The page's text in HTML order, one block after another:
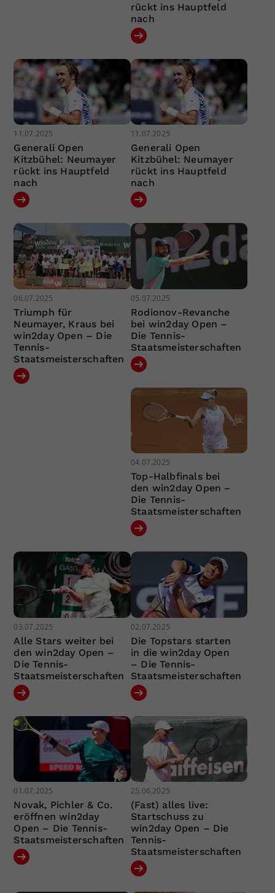
rückt ins Hauptfeld
nach
11.07.2025
Generali Open
Kitzbühel: Neumayer
rückt ins Hauptfeld
nach
11.07.2025
Generali Open
Kitzbühel: Neumayer
rückt ins Hauptfeld
nach
06.07.2025
Triumph für
Neumayer, Kraus bei
win2day Open – Die
Tennis-
Staatsmeisterschaften
05.07.2025
Rodionov-Revanche
bei win2day Open –
Die Tennis-
Staatsmeisterschaften
04.07.2025
Top-Halbfinals bei
den win2day Open –
Die Tennis-
Staatsmeisterschaften
03.07.2025
Alle Stars weiter bei
den win2day Open –
Die Tennis-
Staatsmeisterschaften
02.07.2025
Die Topstars starten
in die win2day Open
– Die Tennis-
Staatsmeisterschaften
01.07.2025
Novak, Pichler & Co.
eröffnen win2day
Open – Die Tennis-
Staatsmeisterschaften
25.06.2025
(Fast) alles live:
Startschuss zu
win2day Open – Die
Tennis-
Staatsmeisterschaften